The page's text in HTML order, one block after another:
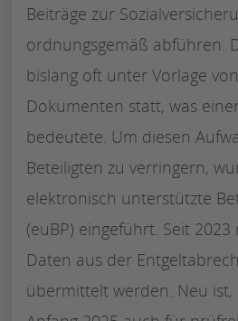
Beiträge zur
ordnungsgemäß abführen.
bislang oft unter Vorlage
Dokumenten statt, was
bedeutete. Um diesen
Beteiligten zu verringern,
elektronisch unterstützte
(euBP) eingeführt. Seit
Daten aus der
übermittelt werden. Neu ist,